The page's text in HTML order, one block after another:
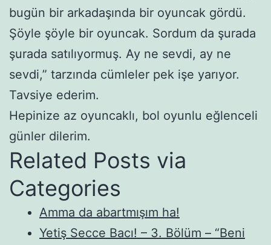
bugün bir arkadaşında bir oyuncak gördü.
Şöyle şöyle bir oyuncak. Sordum da şurada
şurada satılıyormuş. Ay ne sevdi, ay ne
sevdi,” tarzında cümleler pek işe yarıyor.
Tavsiye ederim.
Hepinize az oyuncaklı, bol oyunlu eğlenceli
günler dilerim.
Related Posts via
Categories
Amma da abartmışım ha!
Yetiş Secce Bacı! – 3. Bölüm – “Beni